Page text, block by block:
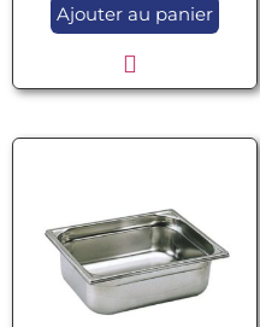
Ajouter au panier